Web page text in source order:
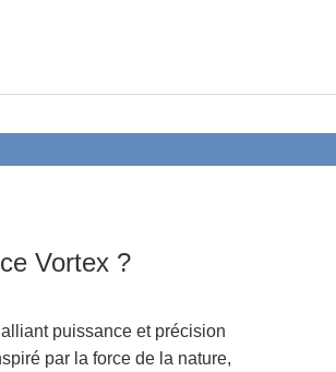
Vortex ?
puissance et précision
par la force de la nature,